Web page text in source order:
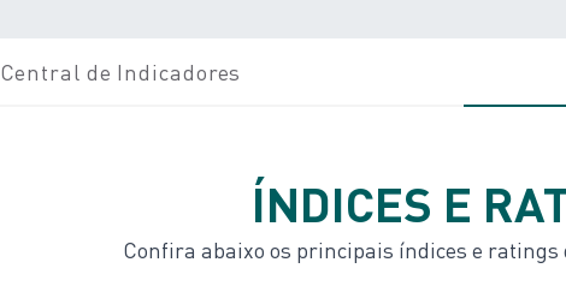
Central de Indicadores
ÍNDICES E
Confira abaixo os principais índices e ratings